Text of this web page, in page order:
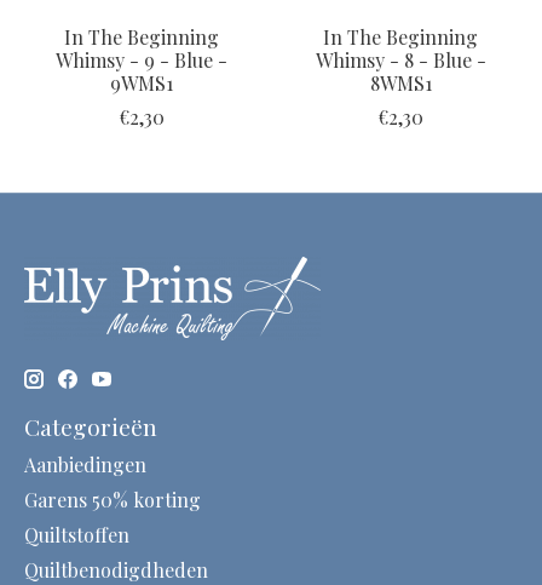
In The Beginning
Whimsy - 9 - Blue -
9WMS1
€2,30
In The Beginning
Whimsy - 8 - Blue -
8WMS1
€2,30
Categorieën
Aanbiedingen
Garens 50% korting
Quiltstoffen
Quiltbenodigdheden